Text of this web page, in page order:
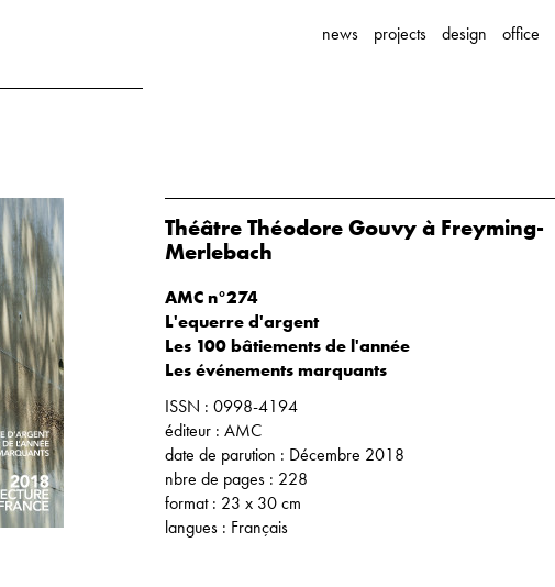
news projects design office
Théâtre Théodore Gouvy à Freyming-
Merlebach
AMC n°274
L'equerre d'argent
Les 100 bâtiements de l'année
Les événements marquants
ISSN : 0998-4194
éditeur : AMC
date de parution : Décembre 2018
nbre de pages : 228
format : 23 x 30 cm
langues : Français